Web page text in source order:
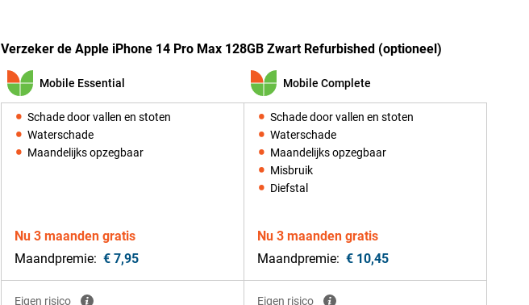
Verzeker de Apple iPhone 14 Pro Max 128GB Zwart Refurbished (optioneel)
Mobile Essential
Schade door vallen en stoten
Waterschade
Maandelijks opzegbaar
Nu 3 maanden gratis
Maandpremie: € 7,95
Eigen risico
Mobile Complete
Schade door vallen en stoten
Waterschade
Maandelijks opzegbaar
Misbruik
Diefstal
Nu 3 maanden gratis
Maandpremie: € 10,45
Eigen risico